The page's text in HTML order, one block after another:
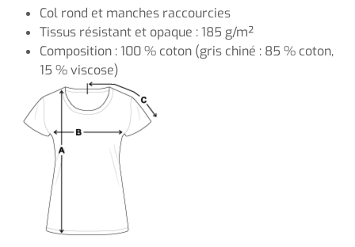
Col rond et manches raccourcies
Tissus résistant et opaque : 185 g/m²
Composition : 100 % coton (gris chiné : 85 % coton,
15 % viscose)